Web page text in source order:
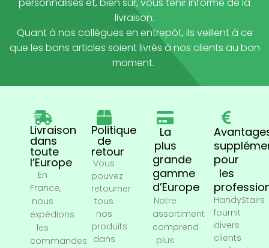
livraison.
Quant à nos collègues en entrepôt, ils veillent à ce
que les bons articles soient livrés à nos clients au bon
moment.
Livraison
dans
toute
l’Europe
En
France,
nous
expédions
les
commandes
Politique
de
retour
Vous
pouvez
retourner
tous
nos
produits
dans
La
plus
grande
gamme
d’Europe
Notre
assortiment
comprend
plus
pour
les
HandyStairs
fournit
divers
clients